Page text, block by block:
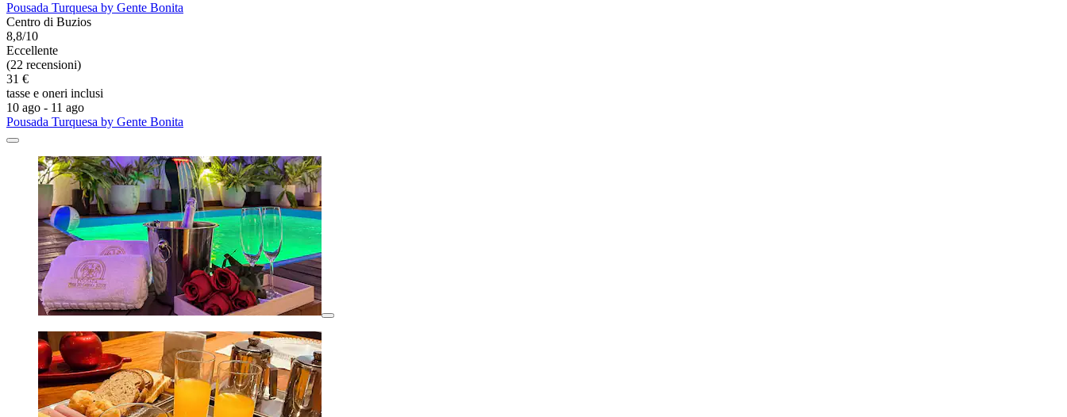
Pousada Turquesa by Gente Bonita
Centro di Buzios
8,8/10
Eccellente
(22 recensioni)
31 €
tasse e oneri inclusi
10 ago - 11 ago
Pousada Turquesa by Gente Bonita